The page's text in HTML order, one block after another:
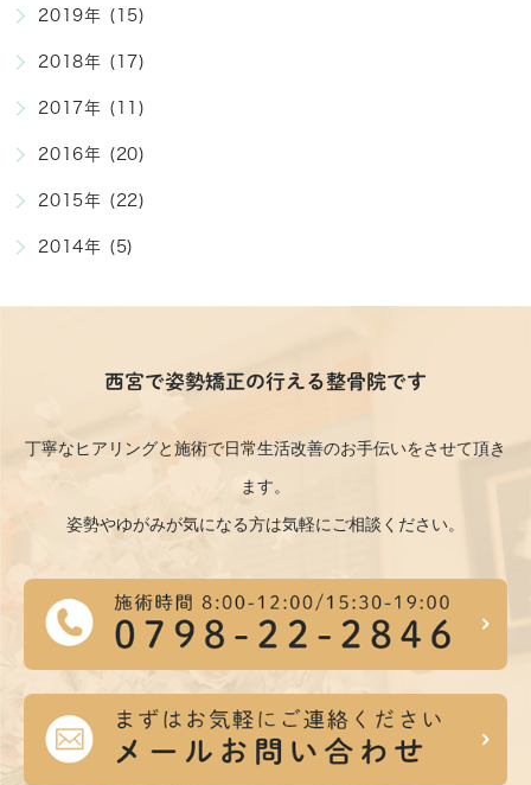
2019年 (15)
2018年 (17)
2017年 (11)
2016年 (20)
2015年 (22)
2014年 (5)
西宮で姿勢矯正の行える整骨院です
丁寧なヒアリングと施術で日常生活改善のお手伝いをさせて頂き
ます。
姿勢やゆがみが気になる方は気軽にご相談ください。